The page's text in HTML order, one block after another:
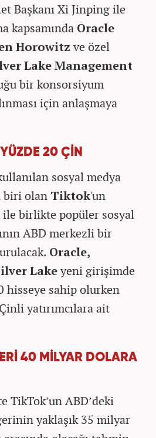
Başkanı Xi Jinping ile
kapsamında Oracle
Horowitzve özel
Lake Management
bir konsorsiyum
için anlaşmaya
20 ÇİN
sosyal medya
biri olan Tiktok'un
ile birlikte popüler sosyal
ABD merkezli bir
Oracle,
Lakeyeni girişimde
hisseye sahip olurken
yatırımcılara ait
40 MİLYAR DOLARA
TikTok’un ABD’deki
yaklaşık 35 milyar